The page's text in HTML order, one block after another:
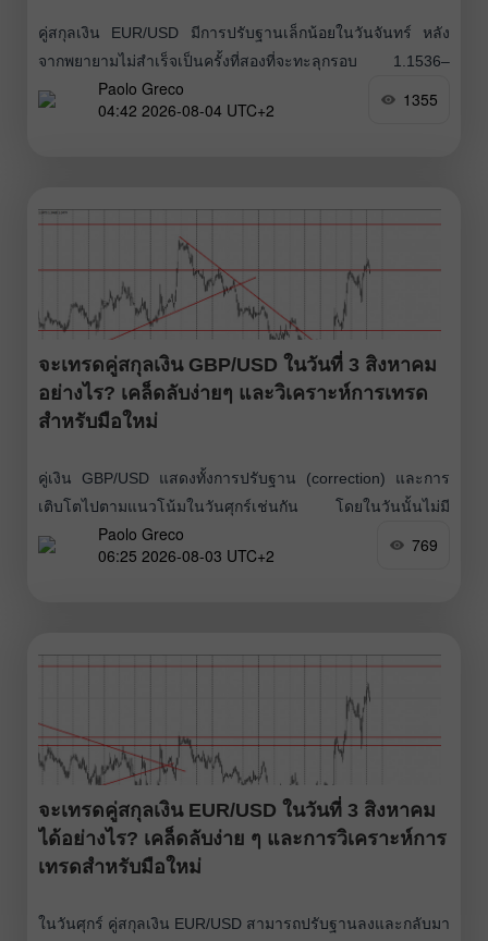
คู่สกุลเงิน EUR/USD มีการปรับฐานเล็กน้อยในวันจันทร์ หลัง
จากพยายามไม่สำเร็จเป็นครั้งที่สองที่จะทะลุกรอบ 1.1536–
1.1542 ในสัปดาห์ที่แล้ว สกุลเงินยุโรปปรับตัวขึ้นอย่างรุนแรง
ตามที่รอคอยกันมานาน ย้อนกลับไปกว่า 1 เดือนก่อนหน้า คู่เงิน
Paolo Greco
04:42 2026-08-04 UTC+2
1355
จะเทรดคู่สกุลเงิน GBP/USD ในวันที่ 3 สิงหาคม
อย่างไร? เคล็ดลับง่ายๆ และวิเคราะห์การเทรด
สำหรับมือใหม่
คู่เงิน GBP/USD แสดงทั้งการปรับฐาน (correction) และการ
เติบโตไปตามแนวโน้มในวันศุกร์เช่นกัน โดยในวันนั้นไม่มี
เหตุการณ์สำคัญทั้งในสหราชอาณาจักรและสหรัฐอเมริกา ขณะ
ที่สถานการณ์ด้านภูมิรัฐศาสตร์ก็ไม่สามารถหนุนค่าเงินดอลลาร์
Paolo Greco
06:25 2026-08-03 UTC+2
769
จะเทรดคู่สกุลเงิน EUR/USD ในวันที่ 3 สิงหาคม
ได้อย่างไร? เคล็ดลับง่าย ๆ และการวิเคราะห์การ
เทรดสำหรับมือใหม่
ในวันศุกร์ คู่สกุลเงิน EUR/USD สามารถปรับฐานลงและกลับมา